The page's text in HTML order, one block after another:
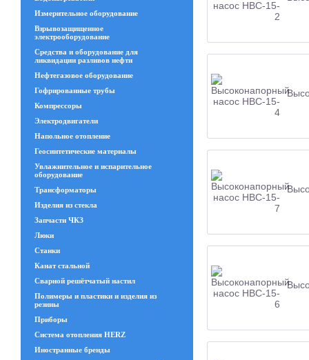
Измерительное оборудование
Взрывозащищенное
электрооборудование
Средства и оборудование для
ликвидации разливов нефти
Нефтегазовое оборудование
Гофрированные трубы
Компрессоры
Электродвигатели
Напольное отопление
Геосинтетические материалы
Увлажнительное и испарительное
оборудование
Трансформаторы
Изделия из стекла
Запчасти ЧКЗ
Люки
Станки
Канат стальной
Сварной решётчатый настил
Полимеры и пластики и изделия из
резины
Приборы
Система отопления HERZ
Иностранные бренды